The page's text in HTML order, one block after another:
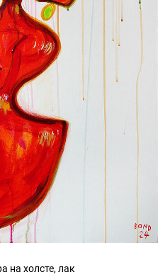
на холсте, лак